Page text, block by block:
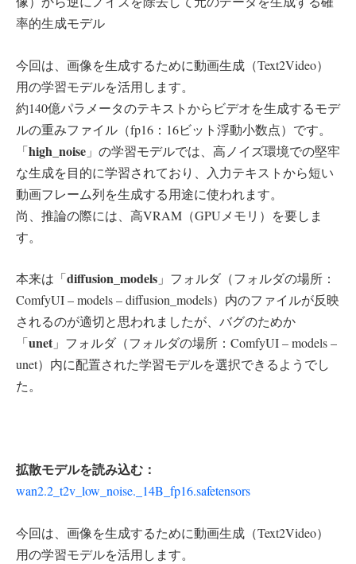
率的生成モデル
今回は、画像を生成するために動画生成（Text2Video）
用の学習モデルを活用します。
約140億パラメータのテキストからビデオを生成するモデ
ルの重みファイル（fp16：16ビット浮動小数点）です。
「high_noise 」の学習モデルでは、高ノイズ環境での堅牢
な生成を目的に学習されており、入力テキストから短い
動画フレーム列を生成する用途に使われます。
尚、推論の際には、高VRAM（GPUメモリ）を要しま
す。
本来は「diffusion_models 」フォルダ（フォルダの場所：
ComfyUI – models – diffusion_models）内のファイルが反映
されるのが適切と思われましたが、バグのためか
「unet 」フォルダ（フォルダの場所：ComfyUI – models –
unet）内に配置された学習モデルを選択できるようでし
た。
拡散モデルを読み込む：
wan2.2_t2v_low_noise._14B_fp16.safetensors
今回は、画像を生成するために動画生成（Text2Video）
用の学習モデルを活用します。